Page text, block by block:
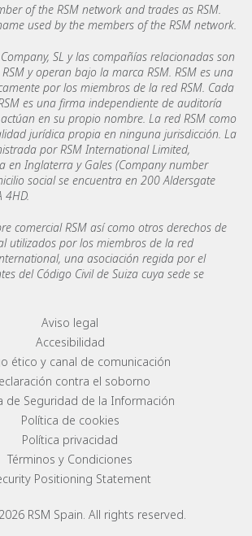
of the RSM network and trades as RSM.
used by the members of the RSM network.
SL y las compañías relacionadas son
y operan bajo la marca RSM. RSM es una
por los miembros de la red RSM. Cada
es una firma independiente de auditoría
en su propio nombre. La red RSM como
jurídica propia en ninguna jurisdicción. La
por RSM International Limited,
en Inglaterra y Gales (Company number
social se encuentra en 200 Aldersgate
4HD.
comercial RSM así como otros derechos de
utilizados por los miembros de la red
una asociación regida por el
del Código Civil de Suiza cuya sede se
RSM Spain. All rights reserved.
links
Aviso legal
Accesibilidad
ético y canal de comunicación
contra el soborno
de Seguridad de la Información
Política de cookies
Política privacidad
Términos y Condiciones
Positioning Statement